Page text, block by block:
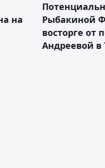
на
Рыбакиной
восторге от
Андреевой в